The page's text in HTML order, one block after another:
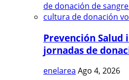
Prevención Salud
jornadas de
enelarea Ago 4, 2026